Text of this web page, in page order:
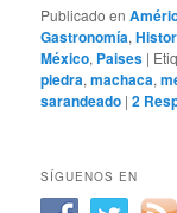
Publicado en
Gastronomía,
México, Paises |
piedra,machaca,
sarandeado |2
SÍGUENOS EN